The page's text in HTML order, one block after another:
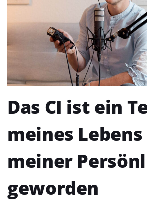
Das CI ist ein
meines
meiner
geworden